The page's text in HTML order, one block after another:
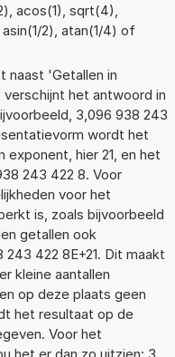
acos(1), sqrt(4),
2), atan(1/4) of
naast 'Getallen in
het antwoord in
3,096 938 243
wordt het
hier 21, en het
243 422 8. Voor
voor het
is, zoals bijvoorbeeld
getallen ook
422 8E+21. Dit maakt
kleine aantallen
op deze plaats geen
het resultaat op de
Voor het
het er dan zo uitzien: 3